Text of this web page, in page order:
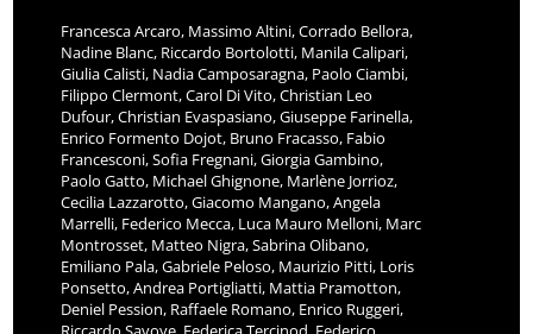
Francesca Arcaro, Massimo Altini, Corrado Bellora,
Nadine Blanc, Riccardo Bortolotti, Manila Calipari,
Giulia Calisti, Nadia Camposaragna, Paolo Ciambi,
Filippo Clermont, Carol Di Vito, Christian Leo
Dufour, Christian Evaspasiano, Giuseppe Farinella,
Enrico Formento Dojot, Bruno Fracasso, Fabio
Francesconi, Sofia Fregnani, Giorgia Gambino,
Paolo Gatto, Michael Ghignone, Marlène Jorrioz,
Cecilia Lazzarotto, Giacomo Mangano, Angela
Marrelli, Federico Mecca, Luca Mauro Melloni, Marc
Montrosset, Matteo Nigra, Sabrina Olibano,
Emiliano Pala, Gabriele Peloso, Maurizio Pitti, Loris
Ponsetto, Andrea Portigliatti, Mattia Pramotton,
Deniel Pession, Raffaele Romano, Enrico Ruggeri,